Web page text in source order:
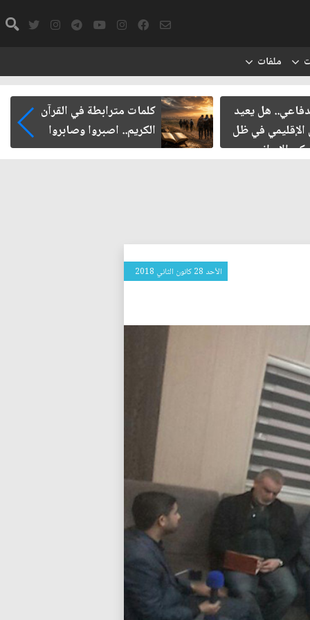
ملفات
هل يعيد
الإقليمي في ظل
الإيراني
كلمات مترابطة في القرآن
الكريم.. اصبروا وصابروا
الأحد 28 كانون الثاني 2018